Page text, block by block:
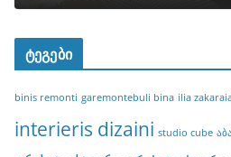
ტეგები
binis remonti garemontebuli bina ilia
interieris dizaini studio cube